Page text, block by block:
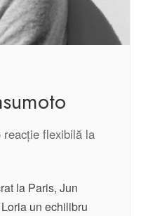
reacție flexibilă la
la Paris, Jun
un echilibru